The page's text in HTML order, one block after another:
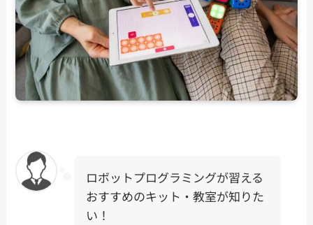
ロボットプログラミングが習える
おすすめのキット・教室が知りた
い！